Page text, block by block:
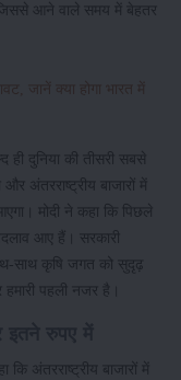
आने वाले समय में बेहतर
जानें क्या होगा भारत में
ही दुनिया की तीसरी सबसे
अंतरराष्ट्रीय बाजारों में
मोदी ने कहा कि पिछले
आए हैं। सरकारी
साथ कृषि जगत को सुदृढ़
पहली नजर है।
अंतरराष्ट्रीय बाजारों में